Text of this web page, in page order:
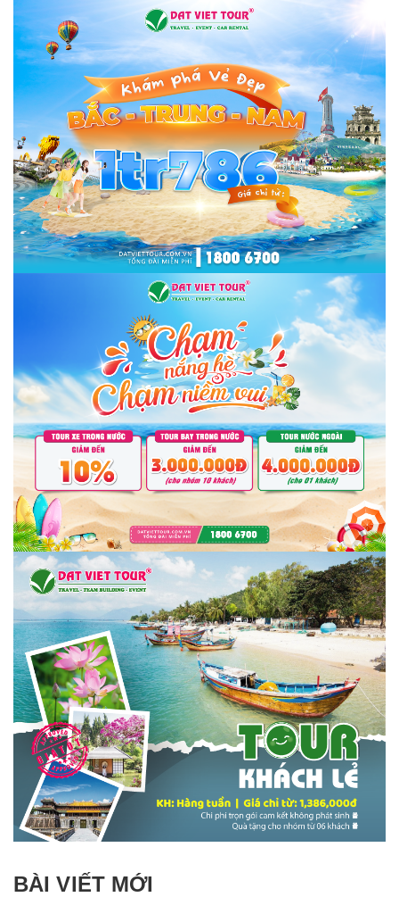
BÀI VIẾT MỚI